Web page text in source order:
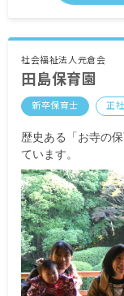
社会福祉法人元倉会
田島保育園
新卒保育士 正
歴史ある「お寺の
ています。